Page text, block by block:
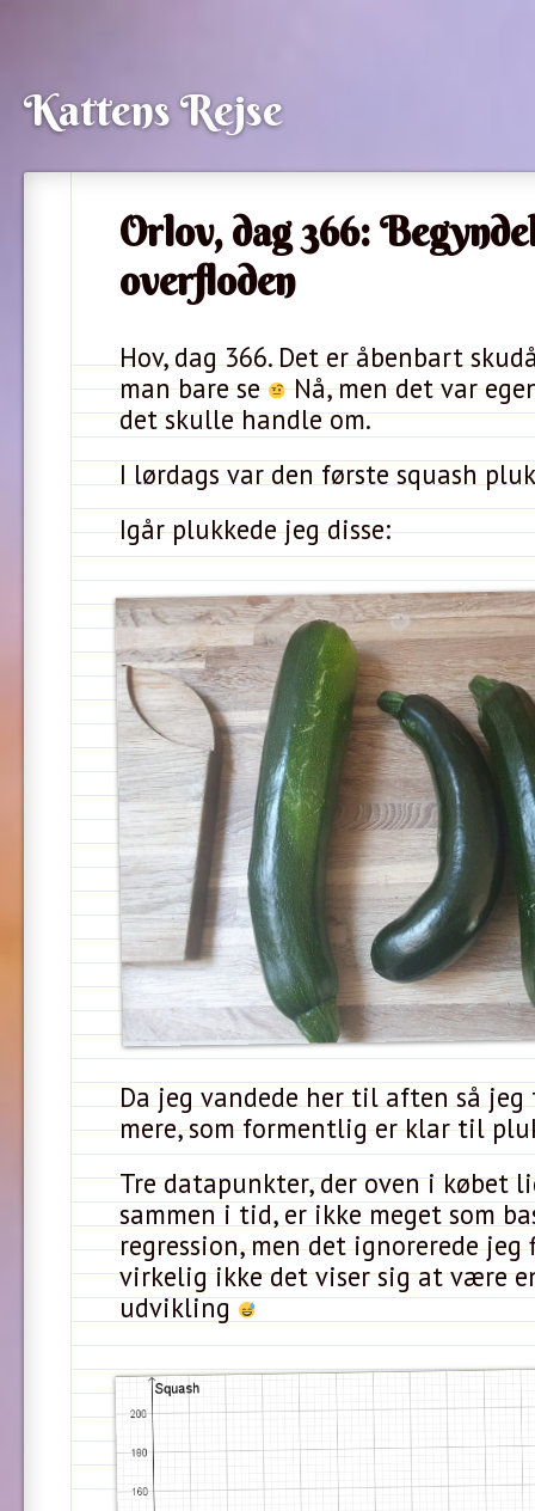
Kattens Rejse
Orlov, dag 366:
overfloden
Hov, dag 366. Det er åbenbart
man bare se Nå, men det var
det skulle handle om.
I lørdags var den første squash
Igår plukkede jeg disse:
Da jeg vandede her til aften så jeg
mere, som formentlig er klar til
Tre datapunkter, der oven i købet
sammen i tid, er ikke meget som
regression, men det ignorerede jeg
virkelig ikke det viser sig at være
udvikling